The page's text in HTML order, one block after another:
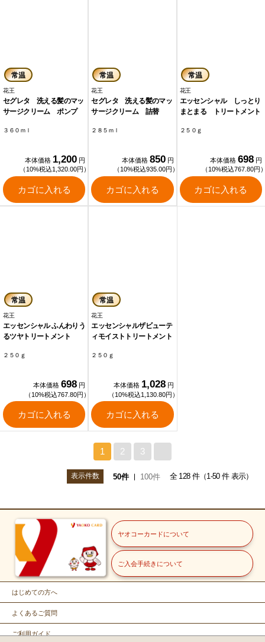
常温
花王
セグレタ 洗える髪のマッ
サージクリーム ポンプ
３６０ｍｌ
本体価格 1,200 円
（10%税込1,320.00円）
カゴに入れる
常温
花王
セグレタ 洗える髪のマッ
サージクリーム 詰替
２８５ｍｌ
本体価格 850 円
（10%税込935.00円）
カゴに入れる
常温
花王
エッセンシャル しっとり
まとまる トリートメント
２５０ｇ
本体価格 698 円
（10%税込767.80円
カゴに入れる
常温
花王
エッセンシャル ふんわりう
るツヤトリートメント
２５０ｇ
本体価格 698 円
（10%税込767.80円）
カゴに入れる
常温
花王
エッセンシャルザビューテ
ィモイストトリートメント
２５０ｇ
本体価格 1,028 円
（10%税込1,130.80円）
カゴに入れる
1 2 3
表示件数 50件 100件 全 128 件（1-50 件 表示）
ヤオコーカードについて
ご入会手続きについて
はじめての方へ
よくあるご質問
ご利用ガイド